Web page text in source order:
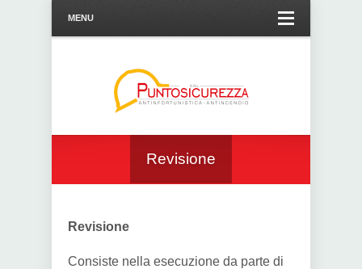
MENU
Revisione
Revisione
Consiste nella esecuzione da parte di